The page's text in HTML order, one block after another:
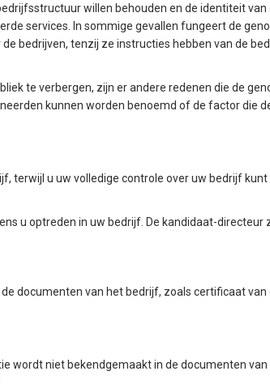
willen behouden en de identiteit van
services. In sommige gevallen fungeert de
bedrijven, tenzij ze instructies hebben van de
te verbergen, zijn er andere redenen die de
kunnen worden benoemd of de factor die
terwijl u uw volledige controle over uw bedrijf kunt
u optreden in uw bedrijf. De kandidaat-directeur
documenten van het bedrijf, zoals certificaat van
wordt niet bekendgemaakt in de documenten van